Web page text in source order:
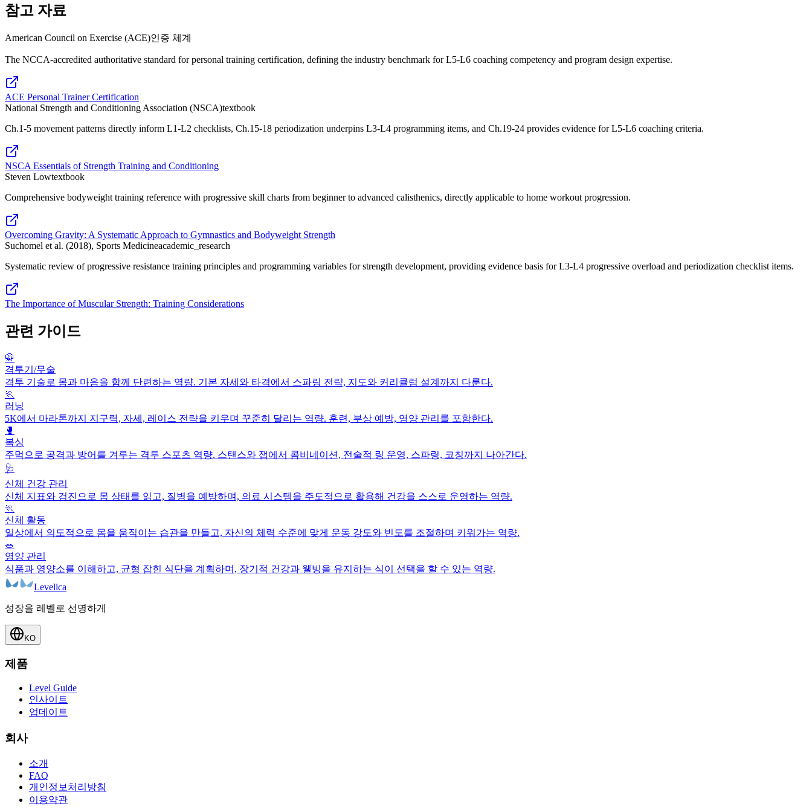
참고 자료
American Council on Exercise (ACE)인증 체계
The NCCA-accredited authoritative standard for personal training certification, defining the industry benchmark for L5-L6 coaching competency and program design expertise.
ACE Personal Trainer Certification
National Strength and Conditioning Association (NSCA)textbook
Ch.1-5 movement patterns directly inform L1-L2 checklists, Ch.15-18 periodization underpins L3-L4 programming items, and Ch.19-24 provides evidence for L5-L6 coaching criteria.
NSCA Essentials of Strength Training and Conditioning
Steven Lowtextbook
Comprehensive bodyweight training reference with progressive skill charts from beginner to advanced calisthenics, directly applicable to home workout progression.
Overcoming Gravity: A Systematic Approach to Gymnastics and Bodyweight Strength
Suchomel et al. (2018), Sports Medicineacademic_research
Systematic review of progressive resistance training principles and programming variables for strength development, providing evidence basis for L3-L4 progressive overload and periodization checklist items.
The Importance of Muscular Strength: Training Considerations
관련 가이드
🥋
격투기/무술
격투 기술로 몸과 마음을 함께 단련하는 역량. 기본 자세와 타격에서 스파링 전략, 지도와 커리큘럼 설계까지 다룬다.
🏃
러닝
5K에서 마라톤까지 지구력, 자세, 레이스 전략을 키우며 꾸준히 달리는 역량. 훈련, 부상 예방, 영양 관리를 포함한다.
🥊
복싱
주먹으로 공격과 방어를 겨루는 격투 스포츠 역량. 스탠스와 잽에서 콤비네이션, 전술적 링 운영, 스파링, 코칭까지 나아간다.
🩺
신체 건강 관리
신체 지표와 검진으로 몸 상태를 읽고, 질병을 예방하며, 의료 시스템을 주도적으로 활용해 건강을 스스로 운영하는 역량.
🏃
신체 활동
일상에서 의도적으로 몸을 움직이는 습관을 만들고, 자신의 체력 수준에 맞게 운동 강도와 빈도를 조절하며 키워가는 역량.
🥗
영양 관리
식품과 영양소를 이해하고, 균형 잡힌 식단을 계획하며, 장기적 건강과 웰빙을 유지하는 식이 선택을 할 수 있는 역량.
Levelica
성장을 레벨로 선명하게
KO
제품
Level Guide
인사이트
업데이트
회사
소개
FAQ
개인정보처리방침
이용약관